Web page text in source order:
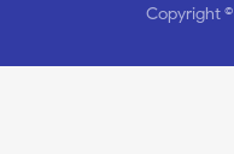
Copyright ©